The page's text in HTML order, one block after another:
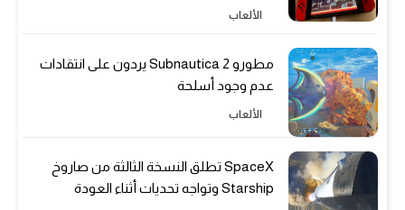
الألعاب
مطورو Subnautica 2 يردون على انتقادات
عدم وجود أسلحة
الألعاب
SpaceX تطلق النسخة الثالثة من صاروخ
Starship وتواجه تحديات أثناء العودة